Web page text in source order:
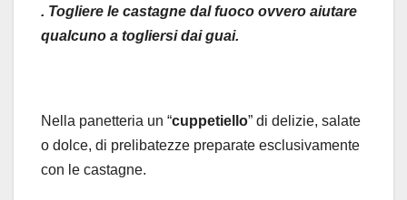
. Togliere le castagne dal fuoco ovvero aiutare
qualcuno a togliersi dai guai.
Nella panetteria un “cuppetiello” di delizie, salate
o dolce, di prelibatezze preparate esclusivamente
con le castagne.